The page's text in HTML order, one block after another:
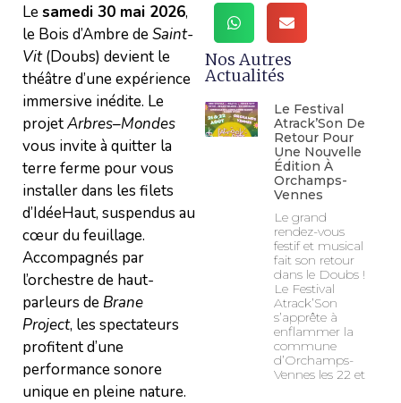
Lesamedi 30 mai 2026,
le Bois d’Ambre deSaint-
Vit(Doubs) devient le
théâtre d’une expérience
immersive inédite. Le
projetArbres–Mondes
vous invite à quitter la
terre ferme pour vous
installer dans les filets
d’IdéeHaut, suspendus au
cœur du feuillage.
Accompagnés par
l’orchestre de haut-
parleurs de Brane
Project, les spectateurs
profitent d’une
performance sonore
unique en pleine nature.
Nos Autres
Actualités
Le Festival
Atrack’Son De
Retour Pour
Une Nouvelle
Édition À
Orchamps-
Vennes
Le grand
rendez-vous
festif et musical
fait son retour
dans le Doubs !
Le Festival
Atrack’Son
s’apprête à
enflammer la
commune
d’Orchamps-
Vennes les 22 et